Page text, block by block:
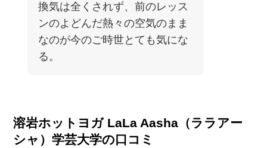
換気は全くされず、前のレッス
ンのよどんだ熱々の空気のまま
なのが今のご時世とても気にな
る。
溶岩ホットヨガ LaLa Aasha（ララアー
シャ）学芸大学の口コミ